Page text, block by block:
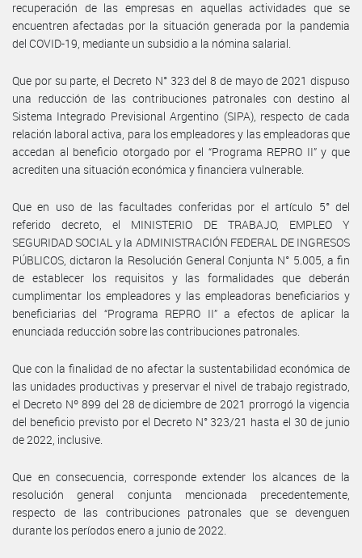
recuperación de las empresas en aquellas actividades que se
encuentren afectadas por la situación generada por la pandemia
del COVID-19, mediante un subsidio a la nómina salarial.
Que por su parte, el Decreto N° 323 del 8 de mayo de 2021 dispuso
una reducción de las contribuciones patronales con destino al
Sistema Integrado Previsional Argentino (SIPA), respecto de cada
relación laboral activa, para los empleadores y las empleadoras que
accedan al beneficio otorgado por el “Programa REPRO II” y que
acrediten una situación económica y financiera vulnerable.
Que en uso de las facultades conferidas por el artículo 5° del
referido decreto, el MINISTERIO DE TRABAJO, EMPLEO Y
SEGURIDAD SOCIAL y la ADMINISTRACIÓN FEDERAL DE INGRESOS
PÚBLICOS, dictaron la Resolución General Conjunta N° 5.005, a fin
de establecer los requisitos y las formalidades que deberán
cumplimentar los empleadores y las empleadoras beneficiarios y
beneficiarias del “Programa REPRO II” a efectos de aplicar la
enunciada reducción sobre las contribuciones patronales.
Que con la finalidad de no afectar la sustentabilidad económica de
las unidades productivas y preservar el nivel de trabajo registrado,
el Decreto Nº 899 del 28 de diciembre de 2021 prorrogó la vigencia
del beneficio previsto por el Decreto N° 323/21 hasta el 30 de junio
de 2022, inclusive.
Que en consecuencia, corresponde extender los alcances de la
resolución general conjunta mencionada precedentemente,
respecto de las contribuciones patronales que se devenguen
durante los períodos enero a junio de 2022.